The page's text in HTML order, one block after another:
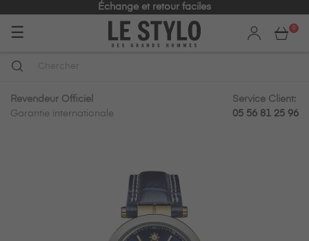
Échange et retour faciles
Basculer
navigation
☰ 0
Revendeur Officiel
Garantie internationale
Service Client:
05 56 81 25 96